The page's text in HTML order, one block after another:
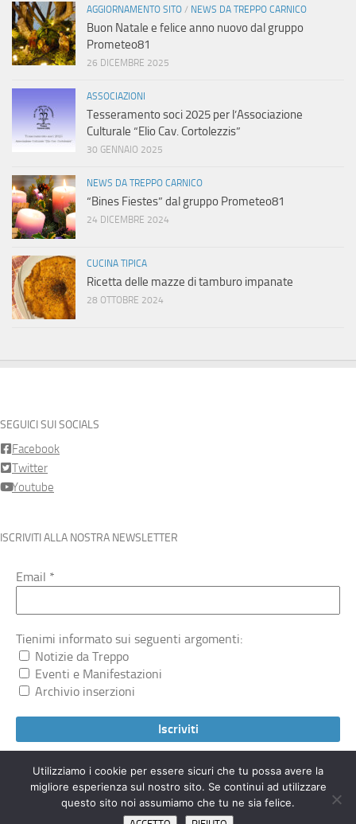
AGGIORNAMENTO SITO / NEWS DA TREPPO CARNICO
Buon Natale e felice anno nuovo dal gruppo
Prometeo81
26 DICEMBRE 2025
ASSOCIAZIONI
Tesseramento soci 2025 per l’Associazione
Culturale “Elio Cav. Cortolezzis”
30 GENNAIO 2025
NEWS DA TREPPO CARNICO
“Bines Fiestes” dal gruppo Prometeo81
24 DICEMBRE 2024
CUCINA TIPICA
Ricetta delle mazze di tamburo impanate
28 OTTOBRE 2024
SEGUICI SUI SOCIALS
Facebook
Twitter
Youtube
ISCRIVITI ALLA NOSTRA NEWSLETTER
Email *
Tienimi informato sui seguenti argomenti:
Notizie da Treppo
Eventi e Manifestazioni
Archivio inserzioni
Treppocarnico.org © 2026. Tutti i diritti riservati.
Utilizziamo i cookie per essere sicuri che tu possa avere la
migliore esperienza sul nostro sito. Se continui ad utilizzare
questo sito noi assumiamo che tu ne sia felice.